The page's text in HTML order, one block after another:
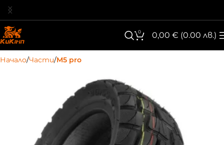
0 0,00 € (0.00 лв.)
Начало Части M5 pro